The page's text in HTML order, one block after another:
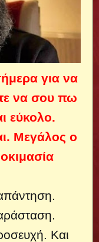
για να
να σου πω
εύκολο.
Μεγάλος ο
Και